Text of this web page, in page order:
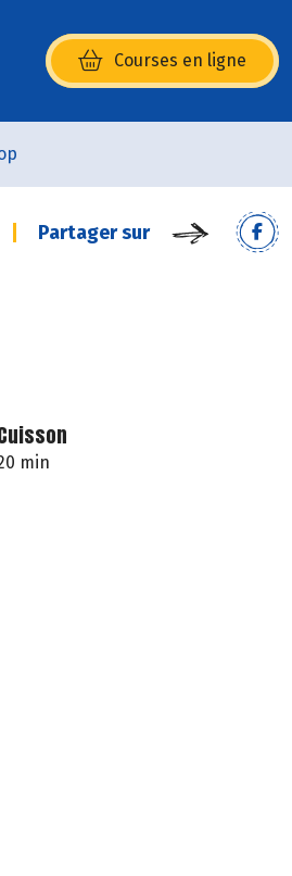
Courses en ligne
(s’ouvre dans une nouvelle
Partager sur
min